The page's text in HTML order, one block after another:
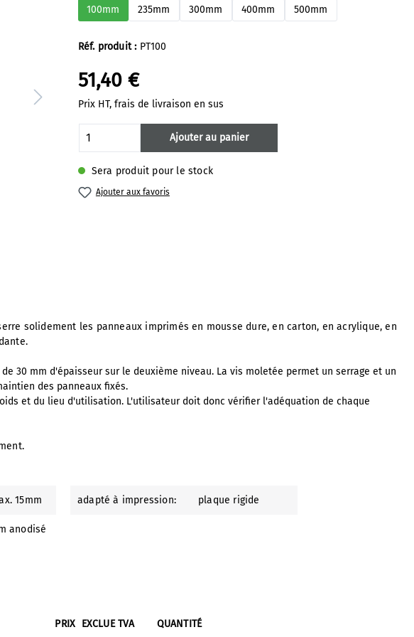
Réf. produit : PT100
51,40 €
Prix HT, frais de livraison en sus
Sera produit pour le stock
100mm
235mm 300mm 400mm 500mm
Quantité de produit : Entrez la quantité
Ajouter au panier
Ajouter aux favoris
solidement les panneaux imprimés en mousse dure, en carton, en acrylique, en
30 mm d'épaisseur sur le deuxième niveau. La vis moletée permet un serrage et un
des panneaux fixés.
et du lieu d'utilisation. L'utilisateur doit donc vérifier l'adéquation de chaque
15mm adapté à impression: plaque rigide
anodisé
PRIX EXCLUE TVA QUANTITÉ